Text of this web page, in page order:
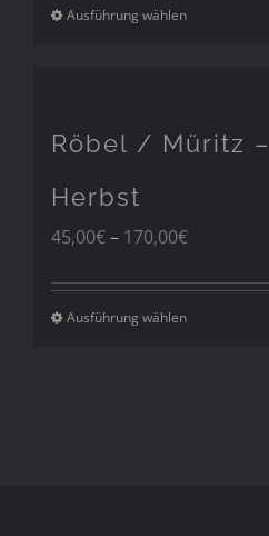
Ausführung wählen
Röbel / Müritz
Herbst
45,00€– 170,00€
bis
Ausführung wählen